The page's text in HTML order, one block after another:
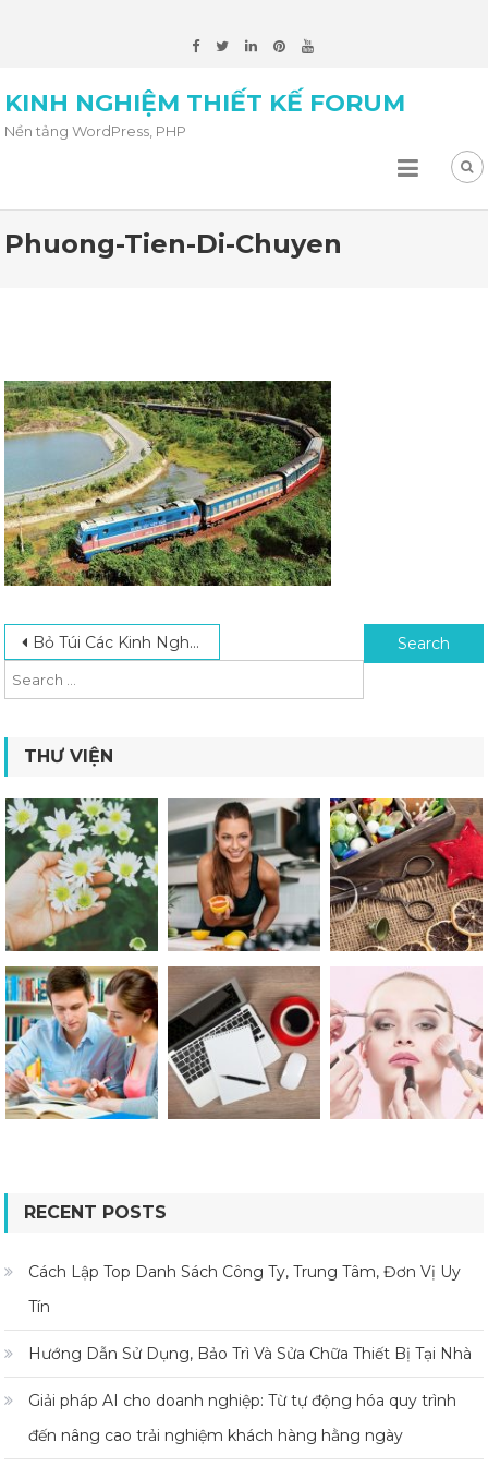
KINH NGHIỆM THIẾT KẾ FORUM
Nền tảng WordPress, PHP
Phuong-Tien-Di-Chuyen
Post navigation
Bỏ Túi Các Kinh Nghiệm Đi Cắm Trại Tốt Nhất Dành Cho Người Mới Search for:
THƯ VIỆN
RECENT POSTS
Cách Lập Top Danh Sách Công Ty, Trung Tâm, Đơn Vị Uy
Tín
Hướng Dẫn Sử Dụng, Bảo Trì Và Sửa Chữa Thiết Bị Tại Nhà
Giải pháp AI cho doanh nghiệp: Từ tự động hóa quy trình
đến nâng cao trải nghiệm khách hàng hằng ngày